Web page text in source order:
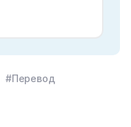
#Перевод